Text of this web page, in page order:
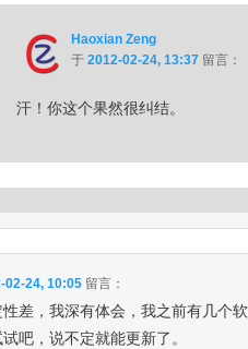
Haoxian Zeng
于2012-02-24, 13:37 留言：
汗！你这个果然很纠结。
02-24, 10:05 留言：
差，我深有体会，我之前有几个
吧，说不定就能更新了。